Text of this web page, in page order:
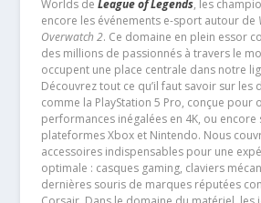
Worlds de League of Legends, les
encore les événements e-sport autour de
Overwatch 2. Ce domaine en plein essor
des millions de passionnés à travers le
occupent une place centrale dans notre
Découvrez tout ce qu’il faut savoir sur les
comme la PlayStation 5 Pro, conçue pour
performances inégalées en 4K, ou encore
plateformes Xbox et Nintendo. Nous
accessoires indispensables pour une
optimale : casques gaming, claviers
dernières souris de marques réputées